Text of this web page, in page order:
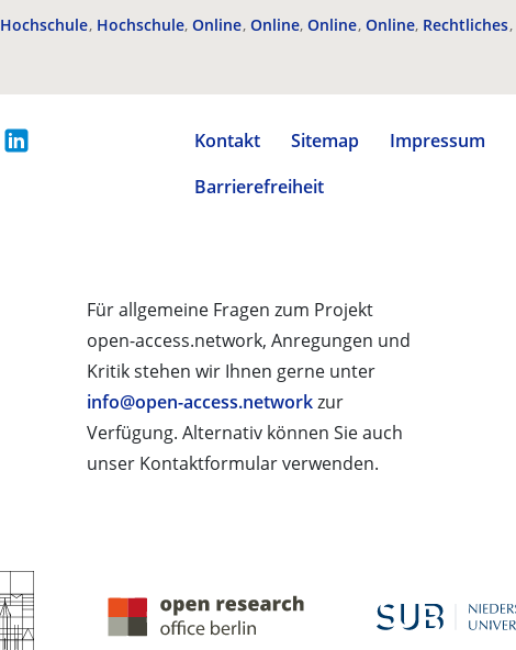
Hochschule Hochschule Online Online Online Online Rechtliches
Kontakt Sitemap Impressum
Barrierefreiheit
Für allgemeine Fragen zum Projekt
open-access.network, Anregungen und
Kritik stehen wir Ihnen gerne unter
info@open-access.networkzur
Verfügung. Alternativ können Sie auch
unser Kontaktformular verwenden.